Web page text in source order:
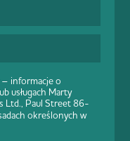
informacje o
usługach Marty
Ltd., Paul Street 86-
określonych w